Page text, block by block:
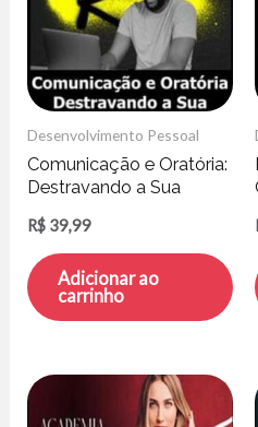
Desenvolvimento Pessoal
Comunicação e Oratória:
Destravando a Sua
R$ 39,99
Adicionar ao
carrinho